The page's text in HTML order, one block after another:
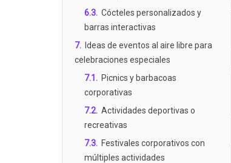
6.3. Cócteles personalizados y
barras interactivas
7. Ideas de eventos al aire libre para
celebraciones especiales
7.1 . Picnics y barbacoas
corporativas
7.2. Actividades deportivas o
recreativas
7.3. Festivales corporativos con
múltiples actividades